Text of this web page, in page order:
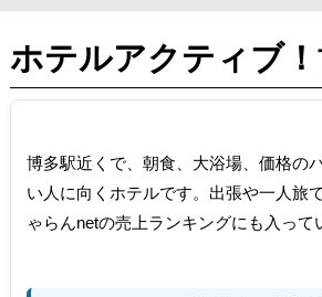
ホテルアクティブ
博多駅近くで、朝食、大浴場、価格の
い人に向くホテルです。出張や一人旅
ゃらんnetの売上ランキングにも入って